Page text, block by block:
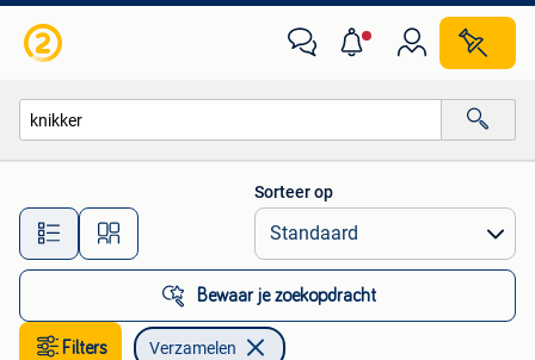
Alle afstanden…
Sorteer op
Bewaar je zoekopdracht
Filters Verzamelen